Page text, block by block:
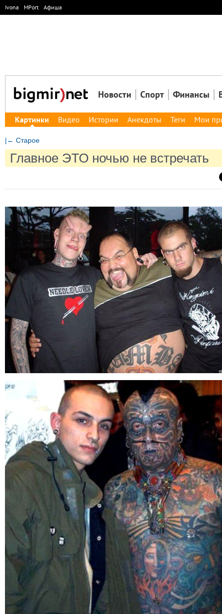
Ivona MPort Афиша
Новости Спорт Финансы
Картинки Видео Истории Анекдоты Теги Мои
|← Старое
Главное ЭТО ночью не встречать